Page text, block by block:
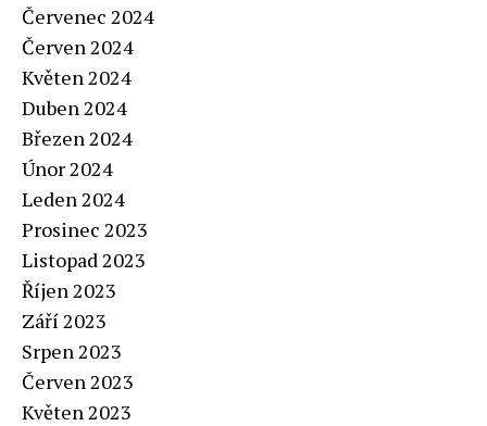
Červenec 2024
Červen 2024
Květen 2024
Duben 2024
Březen 2024
Únor 2024
Leden 2024
Prosinec 2023
Listopad 2023
Říjen 2023
Září 2023
Srpen 2023
Červen 2023
Květen 2023